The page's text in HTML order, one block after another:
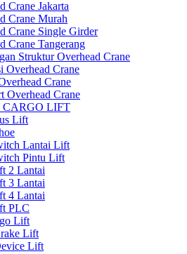
Crane Jakarta
Crane Murah
Crane Single Girder
Crane Tangerang
Struktur Overhead Crane
Overhead Crane
Crane
Overhead Crane
CARGO LIFT
Lift
Lantai Lift
Pintu Lift
2 Lantai
3 Lantai
4 Lantai
PLC
Lift
Lift
Lift